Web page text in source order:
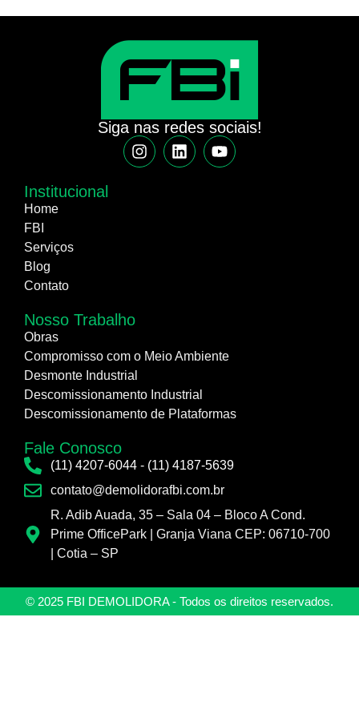
Siga nas redes sociais!
Institucional
Home
FBI
Serviços
Blog
Contato
Nosso Trabalho
Obras
Compromisso com o Meio Ambiente
Desmonte Industrial
Descomissionamento Industrial
Descomissionamento de Plataformas
Fale Conosco
(11) 4207-6044- (11) 4187-5639
contato@demolidorafbi.com.br
R. Adib Auada, 35 – Sala 04 – Bloco A Cond.
Prime OfficePark | Granja Viana CEP: 06710-700
| Cotia – SP
© 2025 FBI DEMOLIDORA - Todos os direitos reservados.